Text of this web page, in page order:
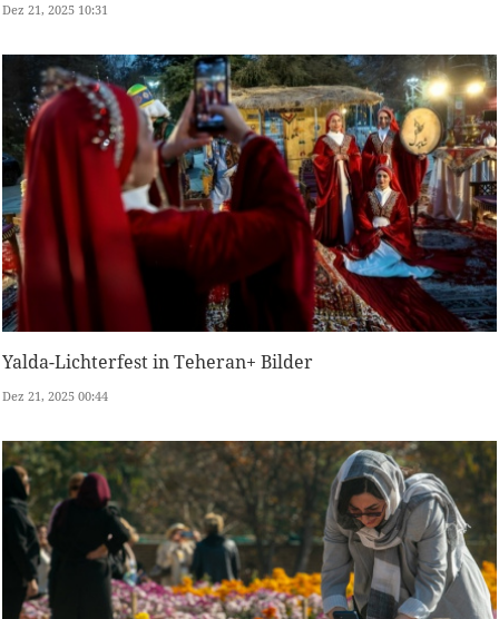
Dez 21, 2025 10:31
Yalda-Lichterfest in Teheran+ Bilder
Dez 21, 2025 00:44